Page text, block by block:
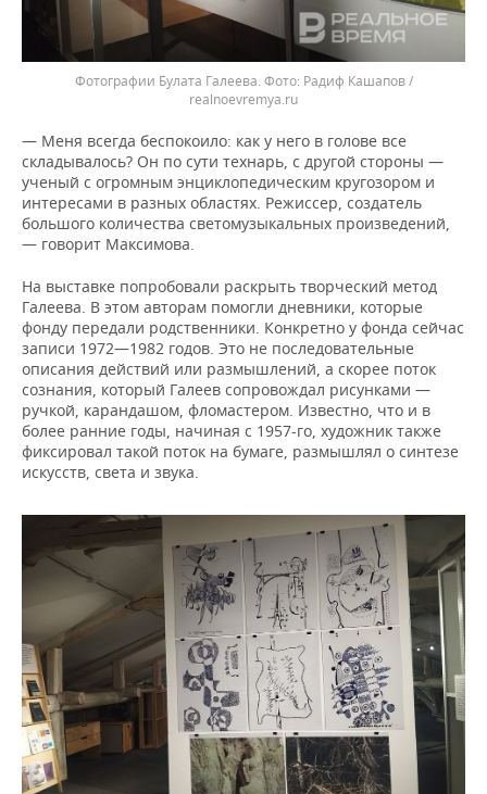
Фотографии Булата Галеева.
Радиф Кашапов /
realnoevremya.ru
— Меня всегда беспокоило: как у него в голове все
складывалось? Он по сути технарь, с другой стороны —
ученый с огромным энциклопедическим кругозором и
интересами в разных областях. Режиссер, создатель
большого количества светомузыкальных произведений,
— говорит Максимова.
На выставке попробовали раскрыть творческий метод
Галеева. В этом авторам помогли дневники, которые
фонду передали родственники. Конкретно у фонда сейчас
записи 1972—1982 годов. Это не последовательные
описания действий или размышлений, а скорее поток
сознания, который Галеев сопровождал рисунками —
ручкой, карандашом, фломастером. Известно, что и в
более ранние годы, начиная с 1957-го, художник также
фиксировал такой поток на бумаге, размышлял о синтезе
искусств, света и звука.